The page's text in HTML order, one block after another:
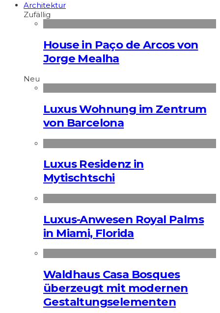
Architektur
Zufällig
House in Paço de Arcos von
Jorge Mealha
Neu
Luxus Wohnung im Zentrum
von Barcelona
Luxus Residenz in
Mytischtschi
Luxus-Anwesen Royal Palms
in Miami, Florida
Waldhaus Casa Bosques
überzeugt mit modernen
Gestaltungselementen